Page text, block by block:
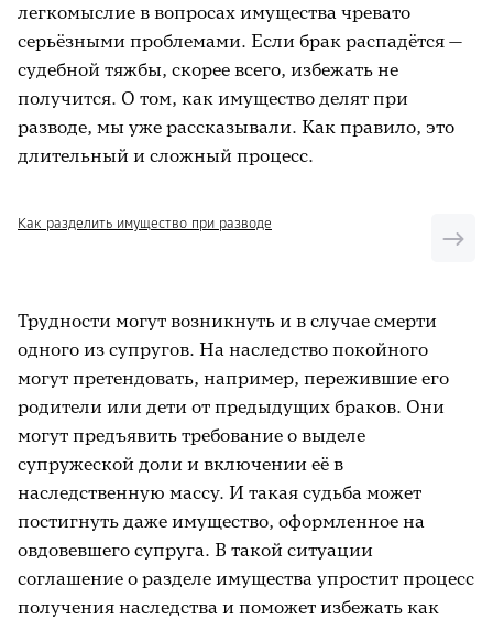
легкомыслие в вопросах имущества чревато
серьёзными проблемами. Если брак распадётся —
судебной тяжбы, скорее всего, избежать не
получится. О том, как имущество делят при
разводе, мы уже рассказывали. Как правило, это
длительный и сложный процесс.
Как разделить имущество при разводе
Трудности могут возникнуть и в случае смерти
одного из супругов. На наследство покойного
могут претендовать, например, пережившие его
родители или дети от предыдущих браков. Они
могут предъявить требование о выделе
супружеской доли и включении её в
наследственную массу. И такая судьба может
постигнуть даже имущество, оформленное на
овдовевшего супруга. В такой ситуации
соглашение о разделе имущества упростит процесс
получения наследства и поможет избежать как